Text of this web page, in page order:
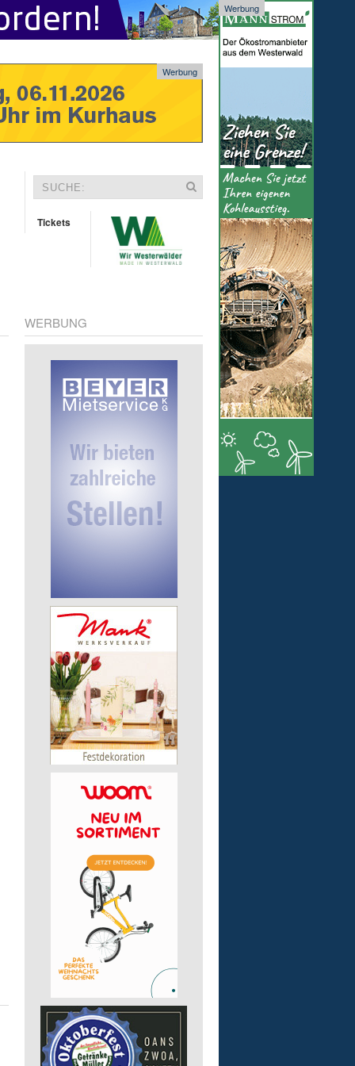
Werbung
Werbung
Tickets
WERBUNG